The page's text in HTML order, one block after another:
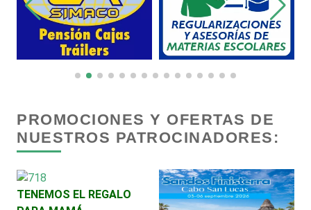
Cortinas, Persianas y Alfombras
Cremerías y Salchichonerías
Cromadoras
Decoración de Interiores
PROMOCIONES Y OFERTAS DE
NUESTROS PATROCINADORES:
TENEMOS EL REGALO